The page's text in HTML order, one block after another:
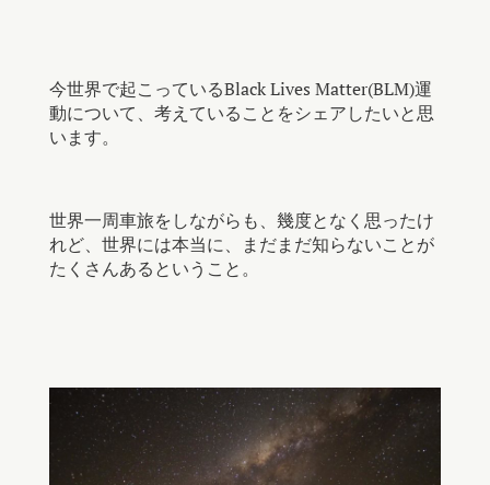
今世界で起こっているBlack Lives Matter(BLM)運
動について、考えていることをシェアしたいと思
います。
世界一周車旅をしながらも、幾度となく思ったけ
れど、世界には本当に、まだまだ知らないことが
たくさんあるということ。